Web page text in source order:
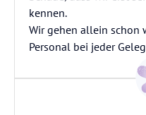
kennen.
Wir gehen allein schon
Personal bei jeder